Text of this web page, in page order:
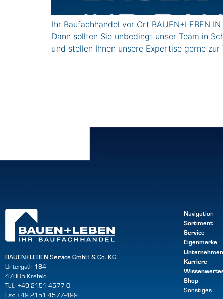
Ihr Baufachhandel vor Ort BAUEN+LEBEN
Dann sollten Sie unbedingt unser Team in
und stellen Ihnen unsere Expertise gerne
BAUEN+LEBEN Service GmbH & Co. KG
Untergath 184
47805 Krefeld
Tel.: +49 2151 4577-0
Fax: +49 2151 4577-499
Navigation
Sortiment
Service
Eigenmarke
Unternehmen
Karriere
Shop
Sonstiges